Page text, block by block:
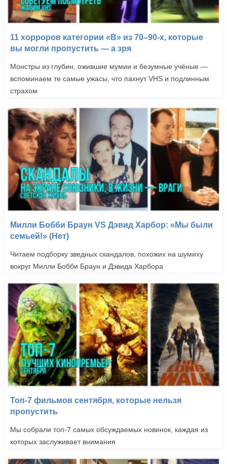
11 хорроров категории «B» из 70–90-х, которые
вы могли пропустить — а зря
Монстры из глубин, ожившие мумии и безумные учёные —
вспоминаем те самые ужасы, что пахнут VHS и подлинным
страхом
Милли Бобби Браун VS Дэвид Харбор: «Мы были
семьей!» (Нет)
Читаем подборку зведных скандалов, похожих на шумиху
вокруг Милли Бобби Браун и Дэвида Харбора
Топ-7 фильмов сентября, которые нельзя
пропустить
Мы собрали топ-7 самых обсуждаемых новинок, каждая из
которых заслуживает внимания